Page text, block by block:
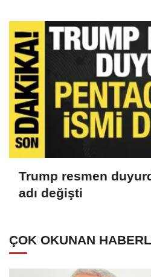
Trump resmen
adı değişti
ÇOK OKUNAN